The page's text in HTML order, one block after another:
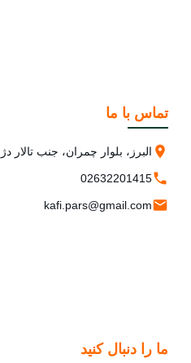
تماس با ما
البرز، بلوار چمران، جنب تالار
02632201415
kafi.pars@gmail.com
ما را دنبال کنید